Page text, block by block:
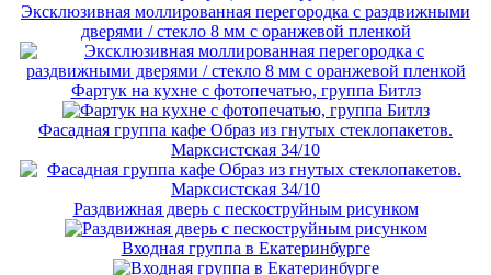
Эксклюзивная моллированная перегородка с раздвижными
дверями / стекло 8 мм с оранжевой пленкой
Фартук на кухне с фотопечатью, группа Битлз
Фасадная группа кафе Образ из гнутых стеклопакетов.
Марксистская 34/10
Раздвижная дверь с пескоструйным рисунком
Входная группа в Екатеринбурге